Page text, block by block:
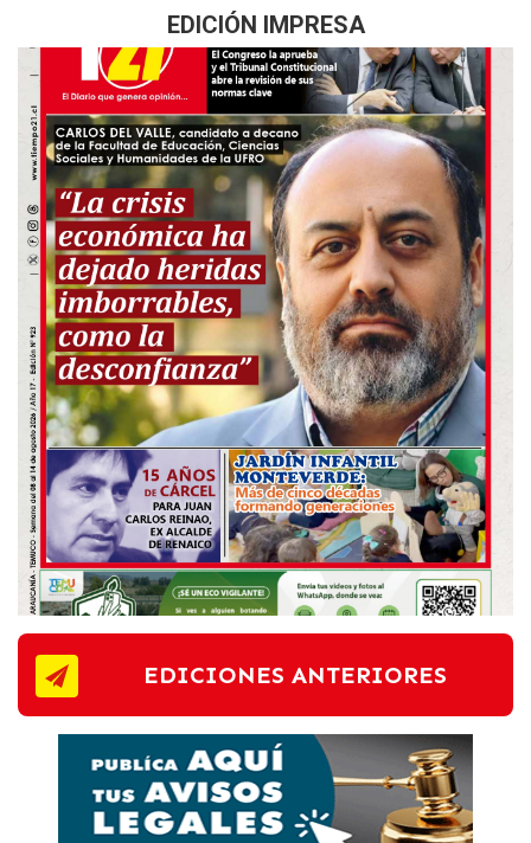
EDICIÓN IMPRESA
EDICIONES ANTERIORES